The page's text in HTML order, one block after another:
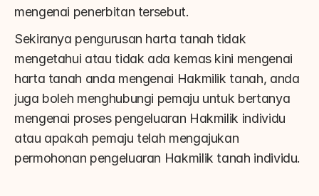
mengenai penerbitan tersebut.
Sekiranya pengurusan harta tanah tidak
mengetahui atau tidak ada kemas kini mengenai
harta tanah anda mengenai Hakmilik tanah, anda
juga boleh menghubungi pemaju untuk bertanya
mengenai proses pengeluaran Hakmilik individu
atau apakah pemaju telah mengajukan
permohonan pengeluaran Hakmilik tanah individu.